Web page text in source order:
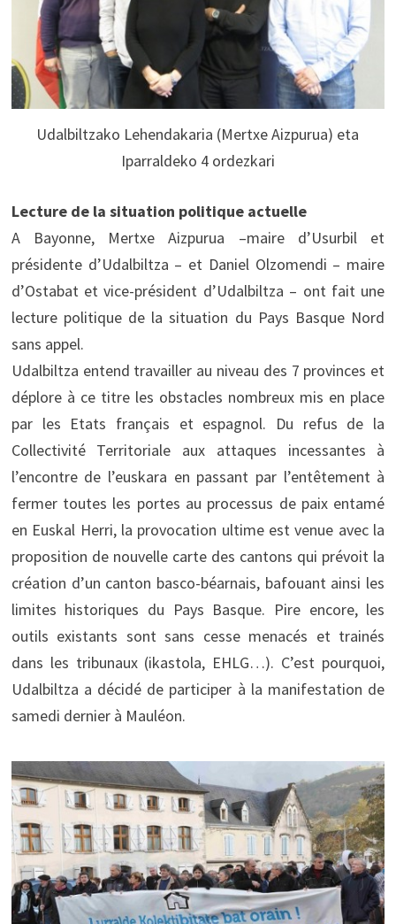
Udalbiltzako Lehendakaria (Mertxe Aizpurua) eta
Iparraldeko 4 ordezkari
Lecture de la situation politique actuelle
A Bayonne, Mertxe Aizpurua –maire d’Usurbil et
présidente d’Udalbiltza – et Daniel Olzomendi – maire
d’Ostabat et vice-président d’Udalbiltza – ont fait une
lecture politique de la situation du Pays Basque Nord
sans appel.
Udalbiltza entend travailler au niveau des 7 provinces et
déplore à ce titre les obstacles nombreux mis en place
par les Etats français et espagnol. Du refus de la
Collectivité Territoriale aux attaques incessantes à
l’encontre de l’euskara en passant par l’entêtement à
fermer toutes les portes au processus de paix entamé
en Euskal Herri, la provocation ultime est venue avec la
proposition de nouvelle carte des cantons qui prévoit la
création d’un canton basco-béarnais, bafouant ainsi les
limites historiques du Pays Basque. Pire encore, les
outils existants sont sans cesse menacés et trainés
dans les tribunaux (ikastola, EHLG…). C’est pourquoi,
Udalbiltza a décidé de participer à la manifestation de
samedi dernier à Mauléon.